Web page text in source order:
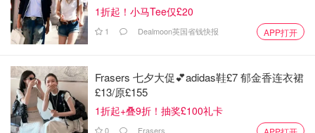
1折起！小马Tee仅£20
1 Dealmoon英国省钱快报 APP打开
Frasers 七夕大促💕adidas鞋£7 郁金香连衣裙
£13/原£155
1折起+叠9折！抽奖£100礼卡
0 Frasers